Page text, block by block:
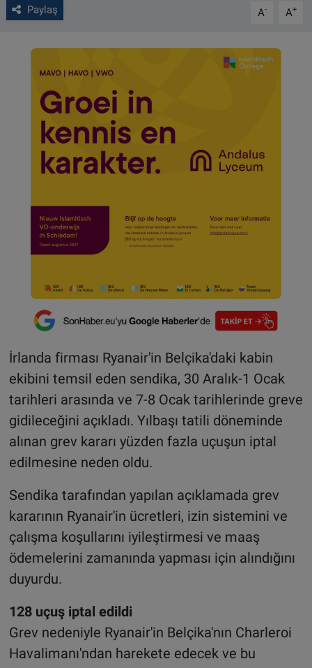
Paylaş A- A+
İrlanda firması Ryanair'in Belçika'daki kabin
ekibini temsil eden sendika, 30 Aralık-1 Ocak
tarihleri arasında ve 7-8 Ocak tarihlerinde greve
gidileceğini açıkladı. Yılbaşı tatili döneminde
alınan grev kararı yüzden fazla uçuşun iptal
edilmesine neden oldu.
Sendika tarafından yapılan açıklamada grev
kararının Ryanair'in ücretleri, izin sistemini ve
çalışma koşullarını iyileştirmesi ve maaş
ödemelerini zamanında yapması için alındığını
duyurdu.
128 uçuş iptal edildi
Grev nedeniyle Ryanair'in Belçika'nın Charleroi
Havalimanı'ndan harekete edecek ve bu